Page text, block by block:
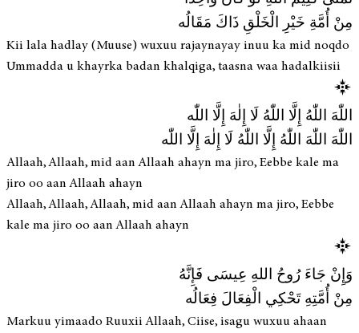
مِنْ أُمَّةِ خَيْرِ الْخَلْقِ ذَاكَ مَقَالُه
Kii lala hadlay (Muuse) wuxuu rajaynayay inuu ka mid noqdo
Ummadda u khayrka badan khalqiga, taasna waa hadalkiisii
اللّٰهَ اللّٰهُ إِلَّا اللّٰهُ لَا إِلٰهَ إِلَّا اللّٰه
اللّٰهَ اللّٰهَ اللّٰهُ إِلَّا اللّٰهُ لَا إِلٰهَ إِلَّا اللّٰه
Allaah, Allaah, mid aan Allaah ahayn ma jiro, Eebbe kale ma
jiro oo aan Allaah ahayn
Allaah, Allaah, Allaah, mid aan Allaah ahayn ma jiro, Eebbe
kale ma jiro oo aan Allaah ahayn
وَإِنْ جَاءَ رُوحُ اللهِ عِيسَى فَإِنَّهُ
مِنْ أُمَّتِهِ تَحْكِي الْفِعَالَ فِعَالُه
Markuu yimaado Ruuxii Allaah, Ciise, isagu wuxuu ahaan